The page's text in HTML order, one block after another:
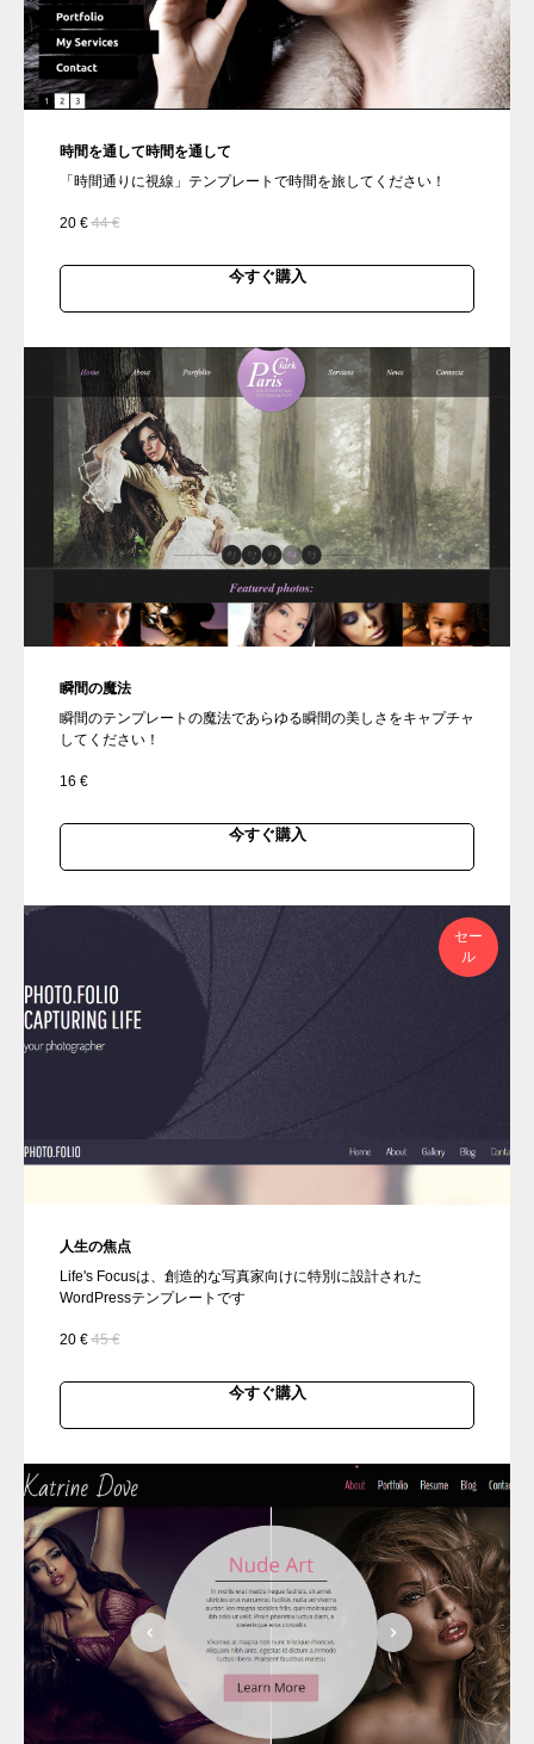
時間を通して時間を通して
「時間通りに視線」テンプレートで時間を旅してください！
20 € 44 €
今すぐ購入
瞬間の魔法
瞬間のテンプレートの魔法であらゆる瞬間の美しさをキャプチャ
してください！
16 €
今すぐ購入
セー
ル
人生の焦点
Life's Focusは、創造的な写真家向けに特別に設計された
WordPressテンプレートです
20 € 45 €
今すぐ購入